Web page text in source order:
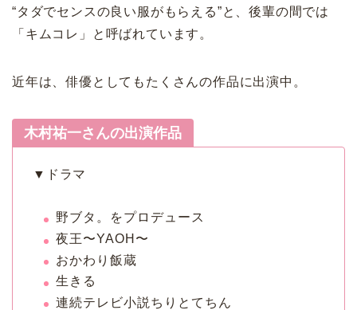
“タダでセンスの良い服がもらえる”と、後輩の間では
「キムコレ」と呼ばれています。
近年は、俳優としてもたくさんの作品に出演中。
木村祐一さんの出演作品
▼ドラマ
野ブタ。をプロデュース
夜王〜YAOH〜
おかわり飯蔵
生きる
連続テレビ小説ちりとてちん